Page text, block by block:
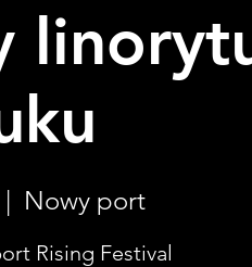
Nowy port
Rising Festival